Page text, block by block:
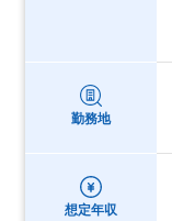
勤務地
想定年収